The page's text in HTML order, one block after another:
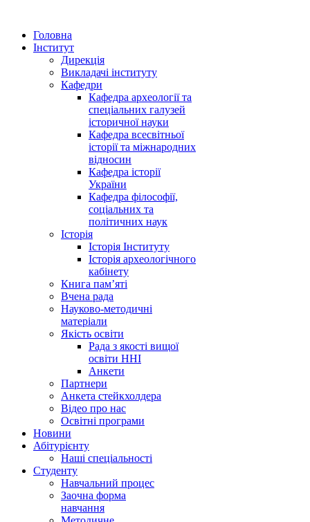
Головна
Інститут
Дирекція
Викладачі інституту
Кафедри
Кафедра археології та
спеціальних галузей
історичної науки
Кафедра всесвітньої
історії та міжнародних
відносин
Кафедра історії
України
Кафедра філософії,
соціальних та
політичних наук
Історія
Історія Інституту
Історія археологічного
кабінету
Книга памʼяті
Вчена рада
Науково-методичні
матеріали
Якість освіти
Рада з якості вищої
освіти ННІ
Анкети
Партнери
Анкета стейкхолдера
Відео про нас
Освітні програми
Hовини
Абітурієнту
Наші спеціальності
Студенту
Навчальний процес
Заочна форма
навчання